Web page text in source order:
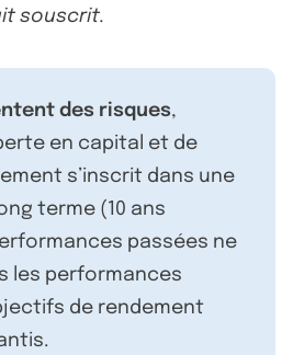
souscrit.
des risques,
en capital et de
s’inscrit dans une
terme (10 ans
passées ne
les performances
de rendement